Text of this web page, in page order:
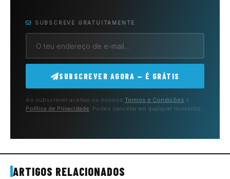
SUBSCREVE GRATUITAMENTE
SUBSCREVER AGORA — É GRÁTIS
Ao subscrever aceitas os nossos Termos e Condições e
Política de Privacidade. Podes cancelar em qualquer momento.
ARTIGOS RELACIONADOS